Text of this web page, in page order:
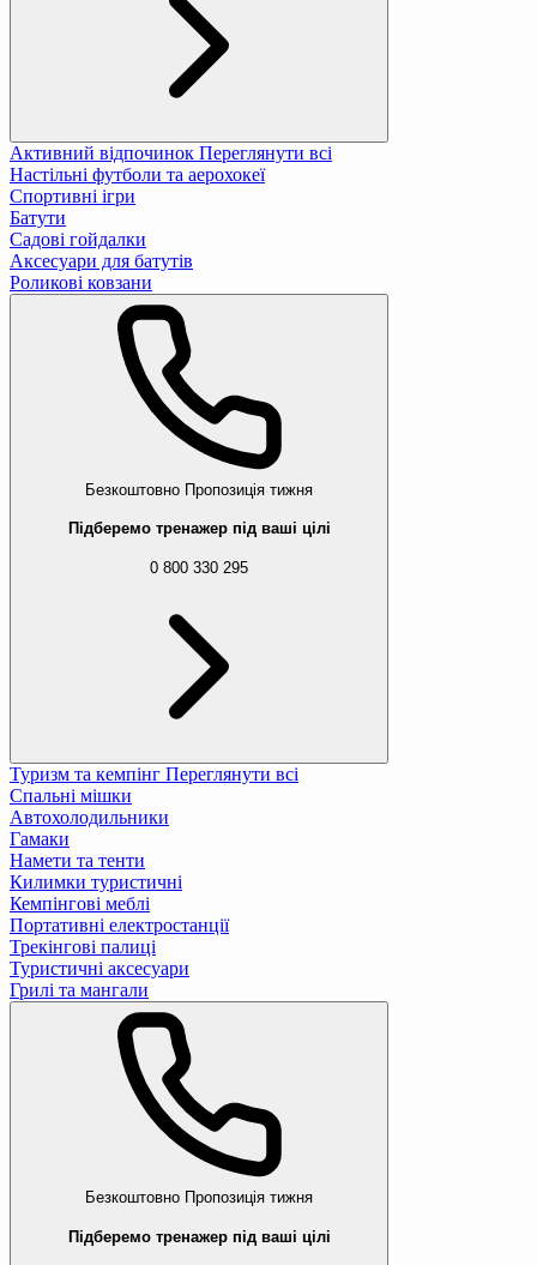
Активний відпочинок Переглянути всі
Настільні футболи та аерохокеї
Спортивні ігри
Батути
Садові гойдалки
Аксесуари для батутів
Роликові ковзани
Безкоштовно Пропозиція тижня
Підберемо тренажер під ваші цілі
0 800 330 295
Туризм та кемпінг Переглянути всі
Спальні мішки
Автохолодильники
Гамаки
Намети та тенти
Килимки туристичні
Кемпінгові меблі
Портативні електростанції
Трекінгові палиці
Туристичні аксесуари
Грилі та мангали
Безкоштовно Пропозиція тижня
Підберемо тренажер під ваші цілі